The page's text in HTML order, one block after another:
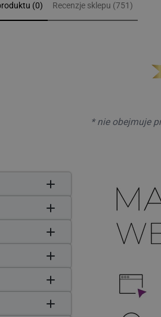
(0) Recenzje sklepu (751)
* nie obejmuje